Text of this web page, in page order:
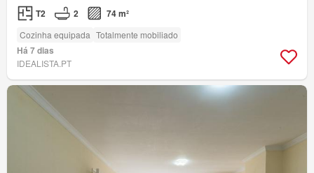
T2 2 74 m²
Cozinha equipada Totalmente mobiliado
Há 7 dias
IDEALISTA.PT